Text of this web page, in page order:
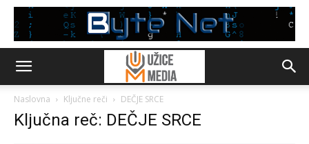
Naslovna Ključne reči DEČJE SRCE
Ključna reč: DEČJE SRCE